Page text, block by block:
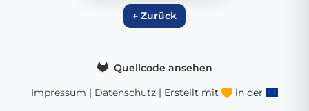
← Zurück
Quellcode ansehen
Impressum | Datenschutz | Erstellt mit
in der